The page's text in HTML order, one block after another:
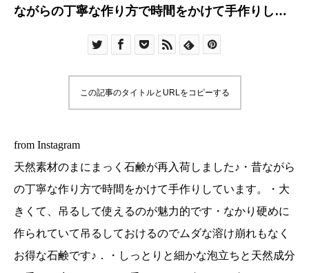
ながらの丁寧な作り方で時間をかけて手作りして
です︎・なかり硬めに作られていて吊るしておける
っとりと細かな泡立ちと天然成分の香りに癒され
って香りもお試し下さいませ♪・#ユーカリ荘#セレ
クトショップ#ライフスタイルショップ#島根#松江
この記事のタイトルとURLをコピーする
from Instagram
天然素材のまにまっく石鹸が再入荷しました♪・昔ながら
の丁寧な作り方で時間をかけて手作りしています。・大
きくて、吊るして使えるのが魅力的です︎・なかり硬めに
作られていて吊るしておけるのでムダな溶け崩れもなく
お得な石鹸です♪．・しっとりと細かな泡立ちと天然成分